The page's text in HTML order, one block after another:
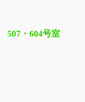
507・604号室